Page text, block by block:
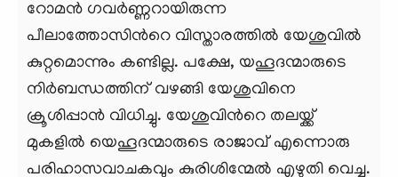
റോമന്‍ ഗവര്‍ണ്ണറായിരുന്ന
പീലാത്തോസിന്‍റെ വിസ്താരത്തില്‍ യേശുവില്‍
കുറ്റമൊന്നും കണ്ടില്ല. പക്ഷേ, യഹൂദന്മാരുടെ
നിര്‍ബന്ധത്തിന് വഴങ്ങി യേശുവിനെ
ക്രൂശിപ്പാന്‍ വിധിച്ചു. യേശുവിന്‍റെ തലയ്ക്ക്
മുകളില്‍ യെഹൂദന്മാരുടെ രാജാവ് എന്നൊരു
പരിഹാസവാചകവും കുരിശിന്മേല്‍ എഴുതി വെച്ചു.